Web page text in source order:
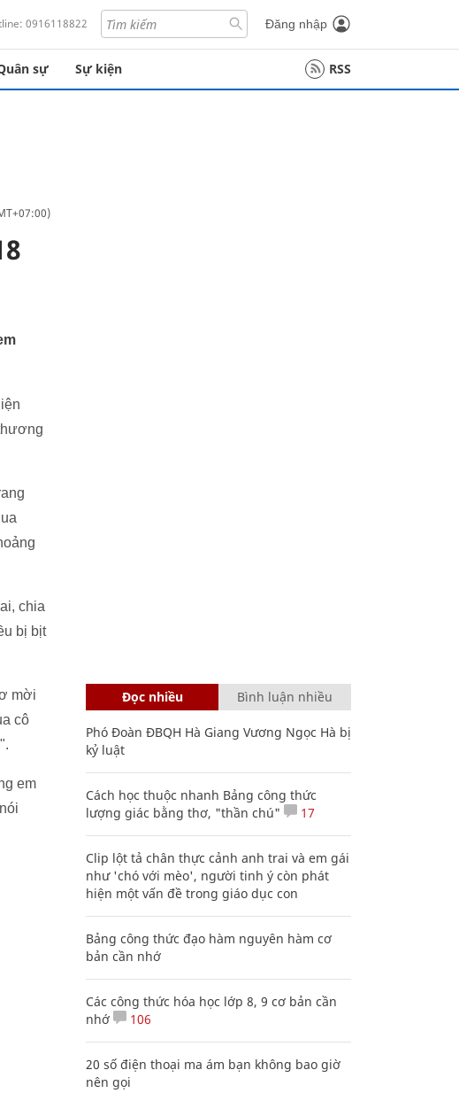
0916118822 Đăng nhập
sự Sự kiện RSS
chia
bị bịt
mời
cô
em
Đọc nhiều Bình luận nhiều
Phó Đoàn ĐBQH Hà Giang Vương Ngọc Hà bị
kỷ luật
Cách học thuộc nhanh Bảng công thức
lượng giác bằng thơ, "thần chú"
17
Clip lột tả chân thực cảnh anh trai và em gái
như 'chó với mèo', người tinh ý còn phát
hiện một vấn đề trong giáo dục con
Bảng công thức đạo hàm nguyên hàm cơ
bản cần nhớ
Các công thức hóa học lớp 8, 9 cơ bản cần
nhớ
106
20 số điện thoại ma ám bạn không bao giờ
nên gọi